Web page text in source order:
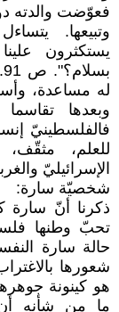
فعوّضت والدته
وتبيعها.
يستكثرون
له مساعدة،
وبعدها تقاسما
فالفلسطينيّ
للعلم،
الإسرائيليّ
شخصيّة سارة:
ذكرنا أنّ
تحبّ وطنها
حالة سارة
هو كينونة
ما من شأنه أن